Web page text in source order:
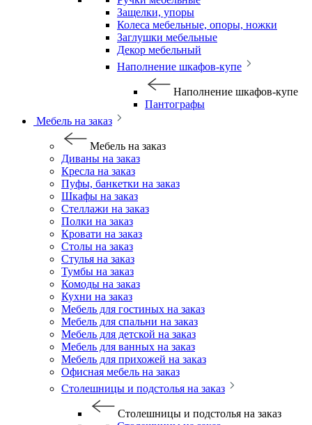
Защелки, упоры
Колеса мебельные, опоры, ножки
Заглушки мебельные
Декор мебельный
Наполнение шкафов-купе
Наполнение шкафов-купе
Пантографы
Мебель на заказ
Мебель на заказ
Диваны на заказ
Кресла на заказ
Пуфы, банкетки на заказ
Шкафы на заказ
Стеллажи на заказ
Полки на заказ
Кровати на заказ
Столы на заказ
Стулья на заказ
Тумбы на заказ
Комоды на заказ
Кухни на заказ
Мебель для гостиных на заказ
Мебель для спальни на заказ
Мебель для детской на заказ
Мебель для ванных на заказ
Мебель для прихожей на заказ
Офисная мебель на заказ
Столешницы и подстолья на заказ
Столешницы и подстолья на заказ